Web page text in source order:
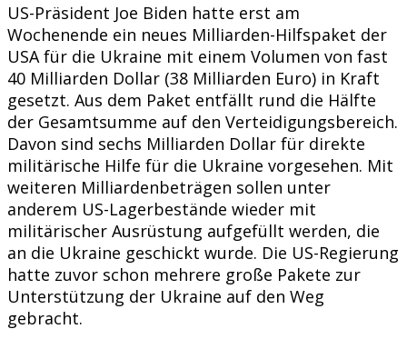
US-Präsident Joe Biden hatte erst am
Wochenende ein neues Milliarden-Hilfspaket der
USA für die Ukraine mit einem Volumen von fast
40 Milliarden Dollar (38 Milliarden Euro) in Kraft
gesetzt. Aus dem Paket entfällt rund die Hälfte
der Gesamtsumme auf den Verteidigungsbereich.
Davon sind sechs Milliarden Dollar für direkte
militärische Hilfe für die Ukraine vorgesehen. Mit
weiteren Milliardenbeträgen sollen unter
anderem US-Lagerbestände wieder mit
militärischer Ausrüstung aufgefüllt werden, die
an die Ukraine geschickt wurde. Die US-Regierung
hatte zuvor schon mehrere große Pakete zur
Unterstützung der Ukraine auf den Weg
gebracht.